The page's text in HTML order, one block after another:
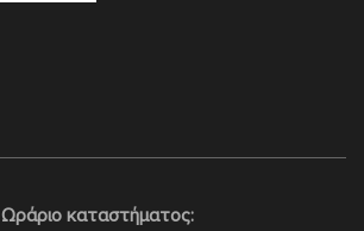
Ωράριο καταστήματος: